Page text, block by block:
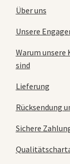
Über uns
Unsere
Warum unsere
sind
Lieferung
Rücksendung
Sichere